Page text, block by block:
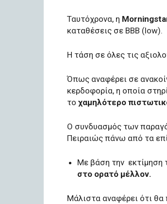
Ταυτόχρονα, η
καταθέσεις σε BBB (low).
Η τάση σε όλες τις
Όπως αναφέρει σε
κερδοφορία, η οποία
το χαμηλότερο
O συνδυασμός των
Πειραιώς πάνω από τα
Με βάση την εκτίμηση
στο ορατό μέλλον.
Μάλιστα αναφέρει ότι